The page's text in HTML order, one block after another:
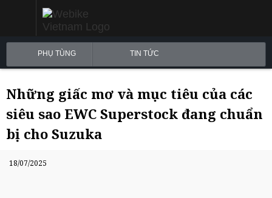
PHỤ TÙNG TIN TỨC
Những giấc mơ và mục tiêu của các
siêu sao EWC Superstock đang chuẩn
bị cho Suzuka
18/07/2025